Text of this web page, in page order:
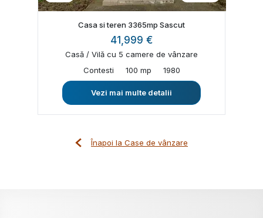
Casa si teren 3365mp Sascut
41,999 €
Casă / Vilă cu 5 camere de vânzare
Contesti
100 mp 1980
Vezi mai multe detalii
Înapoi la Case de vânzare